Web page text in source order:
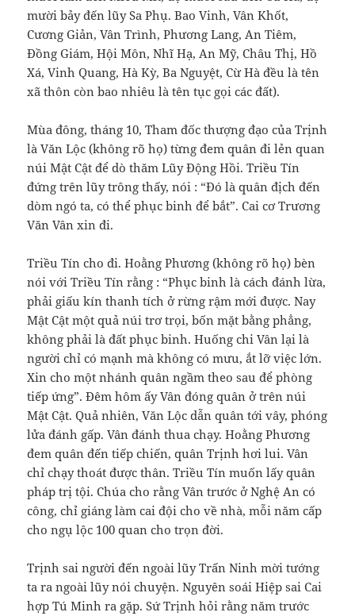
mười bảy đến lũy Sa Phụ. Bao Vinh, Vân Khốt,
Cương Giản, Vân Trình, Phương Lang, An Tiêm,
Đồng Giám, Hội Môn, Nhĩ Hạ, An Mỹ, Châu Thị, Hồ
Xá, Vinh Quang, Hà Kỳ, Ba Nguyệt, Cừ Hà đều là tên
xã thôn còn bao nhiêu là tên tục gọi các đất).
Mùa đông, tháng 10, Tham đốc thượng đạo của Trịnh
là Văn Lộc (không rõ họ) từng đem quân đi lẻn quan
núi Mật Cật để dò thăm Lũy Động Hồi. Triều Tín
đứng trên lũy trông thấy, nói : “Đó là quân địch đến
dòm ngó ta, có thể phục binh để bắt”. Cai cơ Trương
Văn Vân xin đi.
Triều Tín cho đi. Hoằng Phương (không rõ họ) bèn
nói với Triều Tín rằng : “Phục binh là cách đánh lừa,
phải giấu kín thanh tích ở rừng rậm mới được. Nay
Mật Cật một quả núi trơ trọi, bốn mặt bằng phẳng,
không phải là đất phục binh. Huống chi Vân lại là
người chỉ có mạnh mà không có mưu, ắt lỡ việc lớn.
Xin cho một nhánh quân ngầm theo sau để phòng
tiếp ứng”. Đêm hôm ấy Vân đóng quân ở trên núi
Mật Cật. Quả nhiên, Văn Lộc dẫn quân tới vây, phóng
lửa đánh gấp. Vân đánh thua chạy. Hoằng Phương
đem quân đến tiếp chiến, quân Trịnh hơi lui. Vân
chỉ chạy thoát được thân. Triều Tín muốn lấy quân
pháp trị tội. Chúa cho rằng Vân trước ở Nghệ An có
công, chỉ giáng làm cai đội cho về nhà, mỗi năm cấp
cho ngụ lộc 100 quan cho trọn đời.
Trịnh sai người đến ngoài lũy Trấn Ninh mời tướng
ta ra ngoài lũy nói chuyện. Nguyên soái Hiệp sai Cai
hợp Tú Minh ra gặp. Sứ Trịnh hỏi rằng năm trước